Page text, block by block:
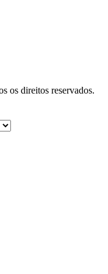
os direitos reservados.